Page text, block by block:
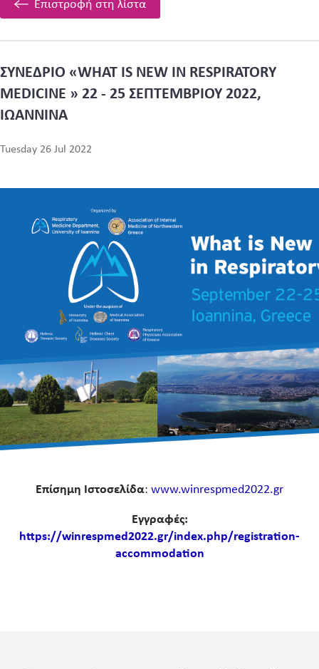
Επιστροφή στη λίστα
ΣΥΝΕΔΡΙΟ «WHAT IS NEW IN RESPIRATORY
MEDICINE » 22 - 25 ΣΕΠΤΕΜΒΡΙΟΥ 2022,
ΙΩΑΝΝΙΝΑ
Tuesday 26 Jul 2022
Επίσημη Ιστοσελίδα: www.winrespmed2022.gr
Εγγραφές:
https://winrespmed2022.gr/index.php/registration-
accommodation